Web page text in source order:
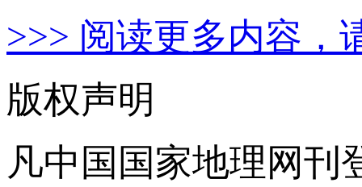
>>> 阅读更多内容，
版权声明
凡中国国家地理网刊